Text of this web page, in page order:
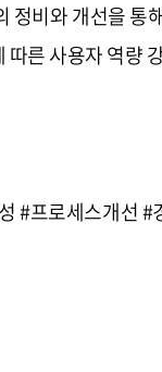
정비와 개선을
른 사용자 역량
#프로세스개선 #